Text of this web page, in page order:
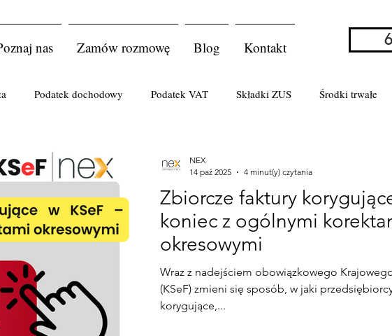
nas Zamów rozmowę Blog Kontakt
Podatek dochodowy Podatek VAT Składki ZUS Środki trwałe
Korekta faktur
komplementariusz księgi rachunkowe Podatki cudzoziemca
samochód w firmie
Zbiorcze faktury
koniec z ogólnymi
okresowymi
Wraz z nadejściem obowiązkowego
(KSeF) zmieni się sposób, w jaki
korygujące,...
NEX
14 paź 2025
4 minut(y) czytania